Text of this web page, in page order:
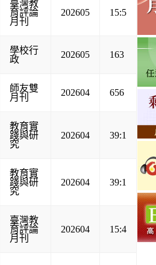
臺灣教
育評論
月刊
202605 15:5
學校行
政
202605 163
師友雙
月刊
202604 656
教育實
踐與研
究
202604 39:1
教育實
踐與研
究
202604 39:1
臺灣教
育評論
月刊
202604 15:4